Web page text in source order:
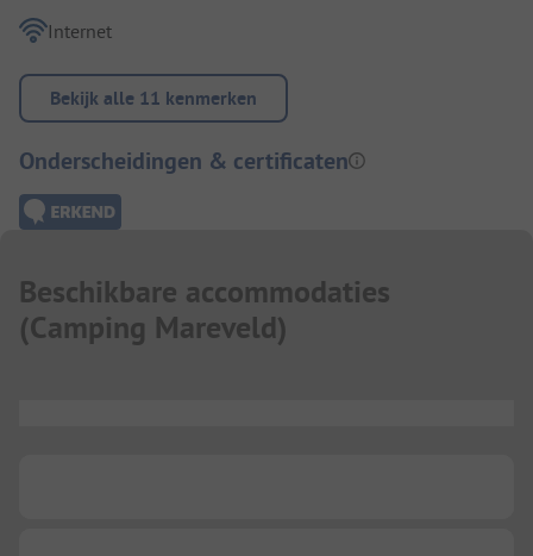
Internet
Bekijk alle 11 kenmerken
Onderscheidingen & certificaten
Beschikbare accommodaties
(Camping Mareveld)